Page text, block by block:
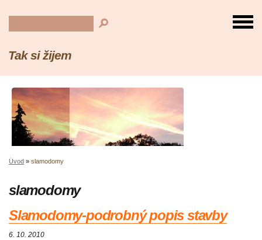
Tak si žijem
Úvod » slamodomy
slamodomy
Slamodomy-podrobný popis stavby
6. 10. 2010